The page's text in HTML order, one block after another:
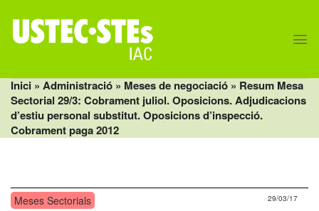
content
Inici » Administració » Meses de negociació » Resum Mesa
Sectorial 29/3: Cobrament juliol. Oposicions. Adjudicacions
d’estiu personal substitut. Oposicions d’inspecció.
Cobrament paga 2012
Meses Sectorials 29/03/17